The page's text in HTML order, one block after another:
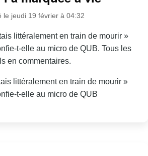
le jeudi 19 février à 04:32
littéralement en train de mourir »
t-elle au micro de QUB. Tous les
en commentaires.
littéralement en train de mourir »
t-elle au micro de QUB